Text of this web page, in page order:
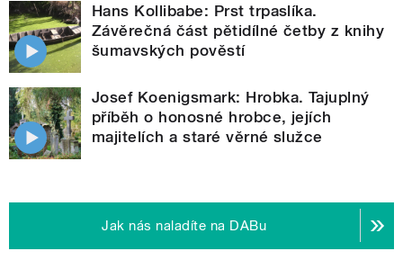
Hans Kollibabe: Prst trpaslíka.
Závěrečná část pětidílné četby z knihy
šumavských pověstí
Josef Koenigsmark: Hrobka. Tajuplný
příběh o honosné hrobce, jejích
majitelích a staré věrné služce
Jak nás naladíte na DABu